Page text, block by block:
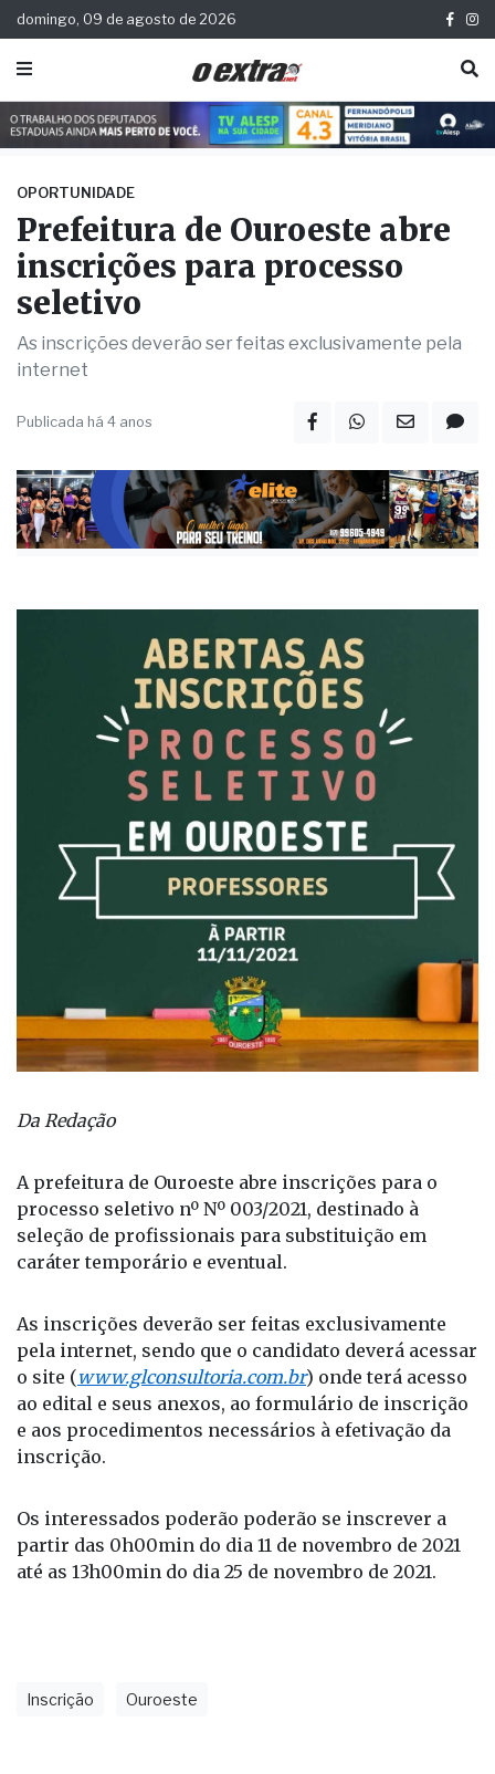
domingo, 09 de agosto de 2026
OPORTUNIDADE
Prefeitura de Ouroeste abre
inscrições para processo
seletivo
As inscrições deverão ser feitas exclusivamente pela
internet
Publicada há 4 anos
Da Redação
A prefeitura de Ouroeste abre inscrições para o
processo seletivo nº Nº 003/2021, destinado à
seleção de profissionais para substituição em
caráter temporário e eventual.
As inscrições deverão ser feitas exclusivamente
pela internet, sendo que o candidato deverá acessar
o site (www.glconsultoria.com.br) onde terá acesso
ao edital e seus anexos, ao formulário de inscrição
e aos procedimentos necessários à efetivação da
inscrição.
Os interessados poderão poderão se inscrever a
partir das 0h00min do dia 11 de novembro de 2021
até as 13h00min do dia 25 de novembro de 2021.
Inscrição Ouroeste